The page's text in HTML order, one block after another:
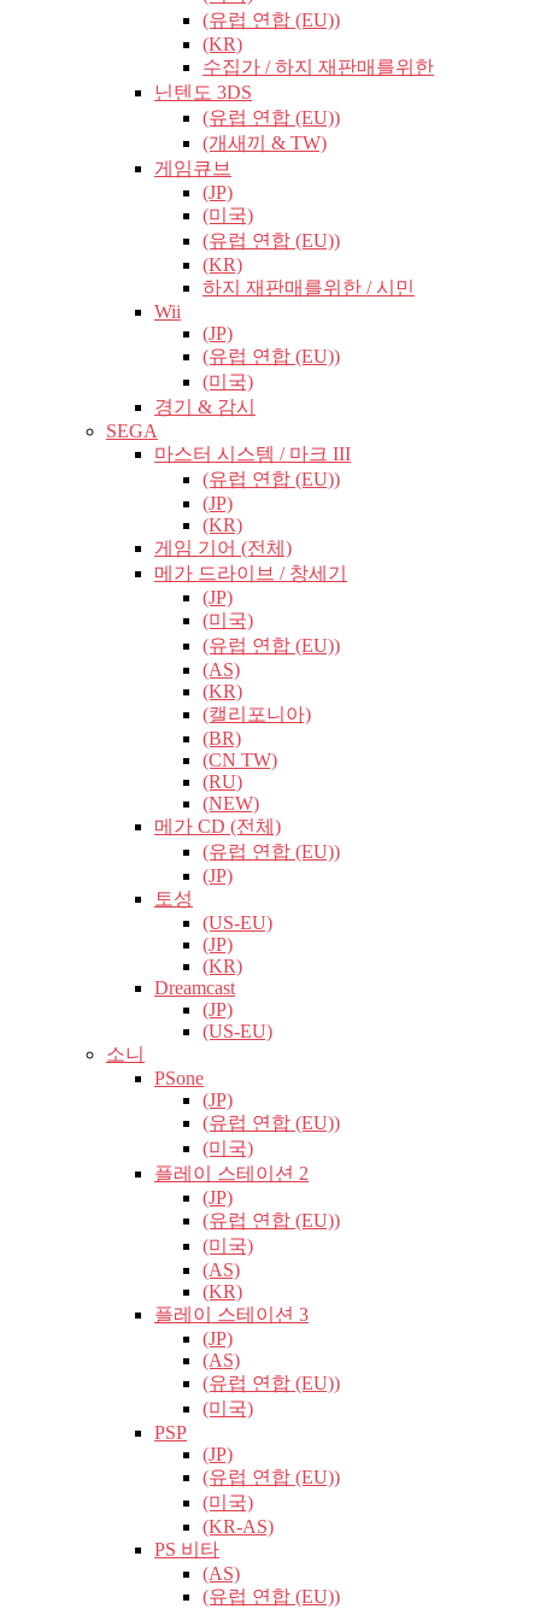
(유럽​​ 연합 (EU))
(KR)
수집가 / 하지 재판매를위한
닌텐도 3DS
(유럽​​ 연합 (EU))
(개새끼 & TW)
게임큐브
(JP)
(미국)
(유럽​​ 연합 (EU))
(KR)
하지 재판매를위한 / 시민
Wii
(JP)
(유럽​​ 연합 (EU))
(미국)
경기 & 감시
SEGA
마스터 시스템 / 마크 III
(유럽​​ 연합 (EU))
(JP)
(KR)
게임 기어 (전체)
메가 드라이브 / 창세기
(JP)
(미국)
(유럽​​ 연합 (EU))
(AS)
(KR)
(캘리포니아)
(BR)
(CN TW)
(RU)
(NEW)
메가 CD (전체)
(유럽​​ 연합 (EU))
(JP)
토성
(US-EU)
(JP)
(KR)
Dreamcast
(JP)
(US-EU)
소니
PSone
(JP)
(유럽​​ 연합 (EU))
(미국)
플레이 스테이션 2
(JP)
(유럽​​ 연합 (EU))
(미국)
(AS)
(KR)
플레이 스테이션 3
(JP)
(AS)
(유럽​​ 연합 (EU))
(미국)
PSP
(JP)
(유럽​​ 연합 (EU))
(미국)
(KR-AS)
PS 비타
(AS)
(유럽​​ 연합 (EU))